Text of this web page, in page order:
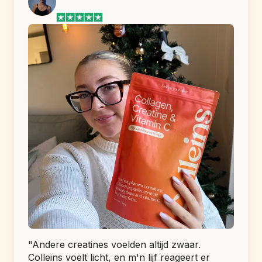
Colleins is niet geschikt voor vegetariërs en veganisten
(bevat collageen van rund).
support@colleins.com
"Andere creatines voelden altijd zwaar.
Colleins voelt licht, en m'n lijf reageert er